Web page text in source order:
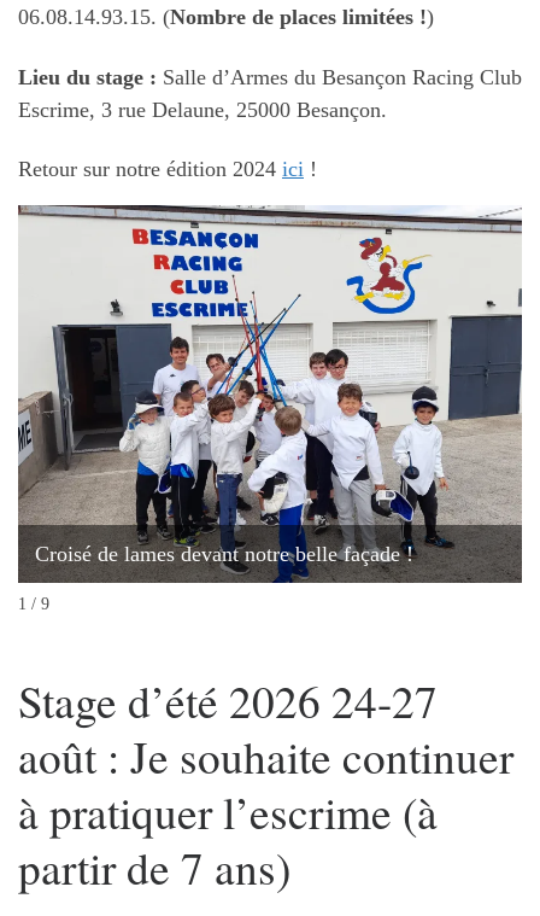
06.08.14.93.15. (Nombre de places limitées !)
Lieu du stage : Salle d’Armes du Besançon Racing Club
Escrime, 3 rue Delaune, 25000 Besançon.
Retour sur notre édition 2024 ici !
Croisé de lames devant notre belle façade !
1 / 9
Stage d’été 2026 24-27
août : Je souhaite continuer
à pratiquer l’escrime (à
partir de 7 ans)